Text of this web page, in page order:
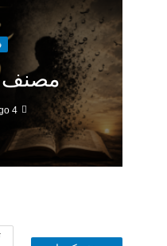
4 weeks ago